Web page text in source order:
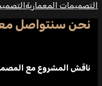
التصميمات المعمارية
نحن سنتواصل
ناقش المشروع مع